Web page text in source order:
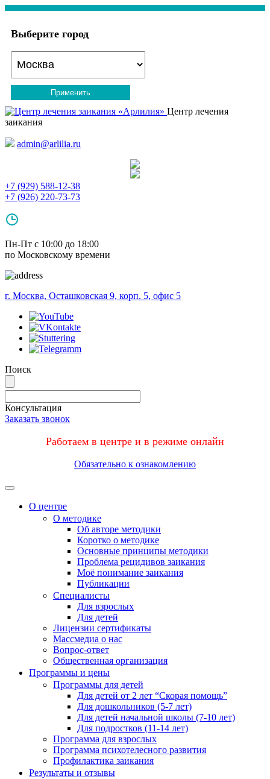
Выберите город
Применить
Центр лечения
заикания
admin@arlilia.ru
+7 (929) 588-12-38
+7 (926) 220-73-73
Пн-Пт с 10:00 до 18:00
по Московскому времени
г. Москва, Осташковская 9, корп. 5, офис 5
Поиск
Консультация
Заказать звонок
Работаем в центре и в режиме онлайн
Обязательно к ознакомлению
Меню
О центре
О методике
Об авторе методики
Коротко о методике
Основные принципы методики
Проблема рецидивов заикания
Моё понимание заикания
Публикации
Специалисты
Для взрослых
Для детей
Лицензии сертификаты
Массмедиа о нас
Вопрос-ответ
Общественная организация
Программы и цены
Программы для детей
Для детей от 2 лет “Скорая помощь”
Для дошкольников (5-7 лет)
Для детей начальной школы (7-10 лет)
Для подростков (11-14 лет)
Программа для взрослых
Программа психотелесного развития
Профилактика заикания
Результаты и отзывы